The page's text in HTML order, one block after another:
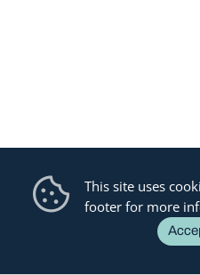
This site uses
footer for more